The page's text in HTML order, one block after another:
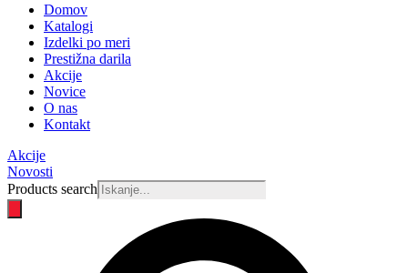
Domov
Katalogi
Izdelki po meri
Prestižna darila
Akcije
Novice
O nas
Kontakt
Akcije
Novosti
Products search